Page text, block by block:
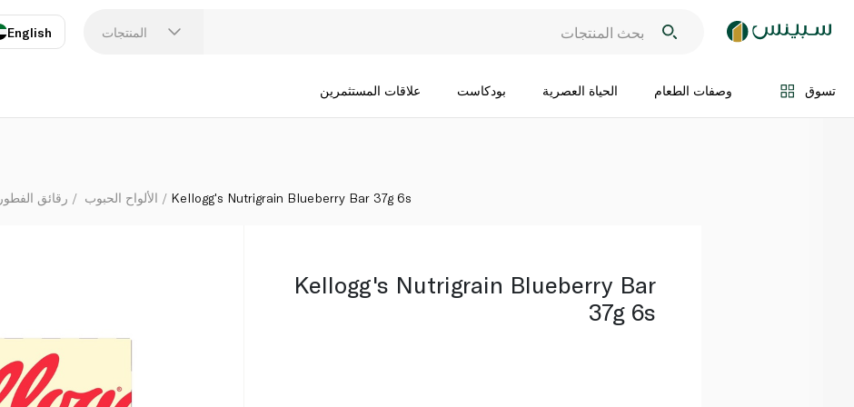
المنتجات English
تسوق وصفات الطعام الحياة العصرية بودكاست علاقات المستثمرين
اضف الى السلة
رقائق الفطور الألواح الحبوب Kellogg's Nutrigrain Blueberry Bar 37g 6s
Kellogg's Nutrigrain Blueberry Bar
37g 6s